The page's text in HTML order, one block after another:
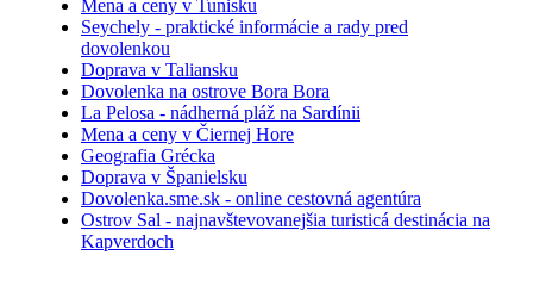
Mena a ceny v Tunisku
Seychely - praktické informácie a rady pred
dovolenkou
Doprava v Taliansku
Dovolenka na ostrove Bora Bora
La Pelosa - nádherná pláž na Sardínii
Mena a ceny v Čiernej Hore
Geografia Grécka
Doprava v Španielsku
Dovolenka.sme.sk - online cestovná agentúra
Ostrov Sal - najnavštevovanejšia turisticá destinácia na
Kapverdoch